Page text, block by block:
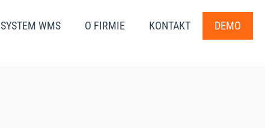
SYSTEM WMS O FIRMIE KONTAKT DEMO